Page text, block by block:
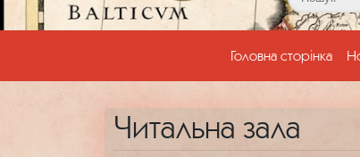
Головна сторінка
Читальна зала